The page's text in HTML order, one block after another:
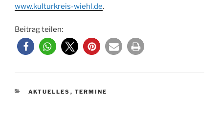
www.kulturkreis-wiehl.de.
Beitrag teilen:
KATEGORIEN
AKTUELLES , TERMINE